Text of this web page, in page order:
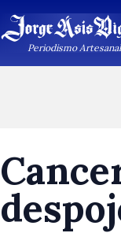
Periodismo Artesanal